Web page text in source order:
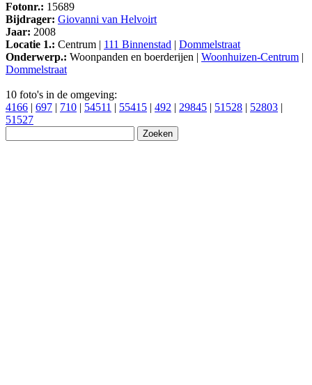
Fotonr.: 15689
Bijdrager: Giovanni van Helvoirt
Jaar: 2008
Locatie 1.: Centrum | 111 Binnenstad | Dommelstraat
Onderwerp.: Woonpanden en boerderijen | Woonhuizen-Centrum |
Dommelstraat
10 foto's in de omgeving:
4166 | 697 | 710 | 54511 | 55415 | 492 | 29845 | 51528 | 52803 |
51527